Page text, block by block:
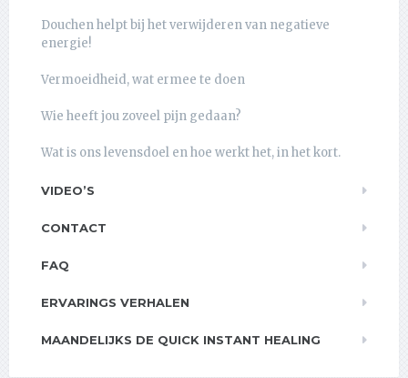
Douchen helpt bij het verwijderen van negatieve
energie!
Vermoeidheid, wat ermee te doen
Wie heeft jou zoveel pijn gedaan?
Wat is ons levensdoel en hoe werkt het, in het kort.
VIDEO’S
CONTACT
FAQ
ERVARINGS VERHALEN
MAANDELIJKS DE QUICK INSTANT HEALING